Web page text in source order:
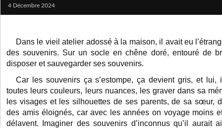
4 Décembre 2024
Dans le vieil atelier adossé à la maison, il avait eu
des souvenirs. Sur un socle en chêne doré, entouré de
disposer et sauvegarder ses souvenirs.
Car les souvenirs ça s’estompe, ça devient gris, et lui,
toutes leurs couleurs, leurs nuances, les graver dans sa
les visages et les silhouettes de ses parents, de sa sœur,
des amis éloignés, car avec les années on voyage moins
délavent. Imaginer des souvenirs d’inconnus qu’il aurait